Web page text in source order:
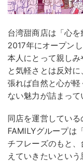
台湾甜商店は「心を
2017年にオープン
本人にとって親し
と気軽さとは反対
張れば自然と心が
ない魅力が詰まって
同店を運営してい
FAMILYグループは
チフレーズのもと
えていきたいとい